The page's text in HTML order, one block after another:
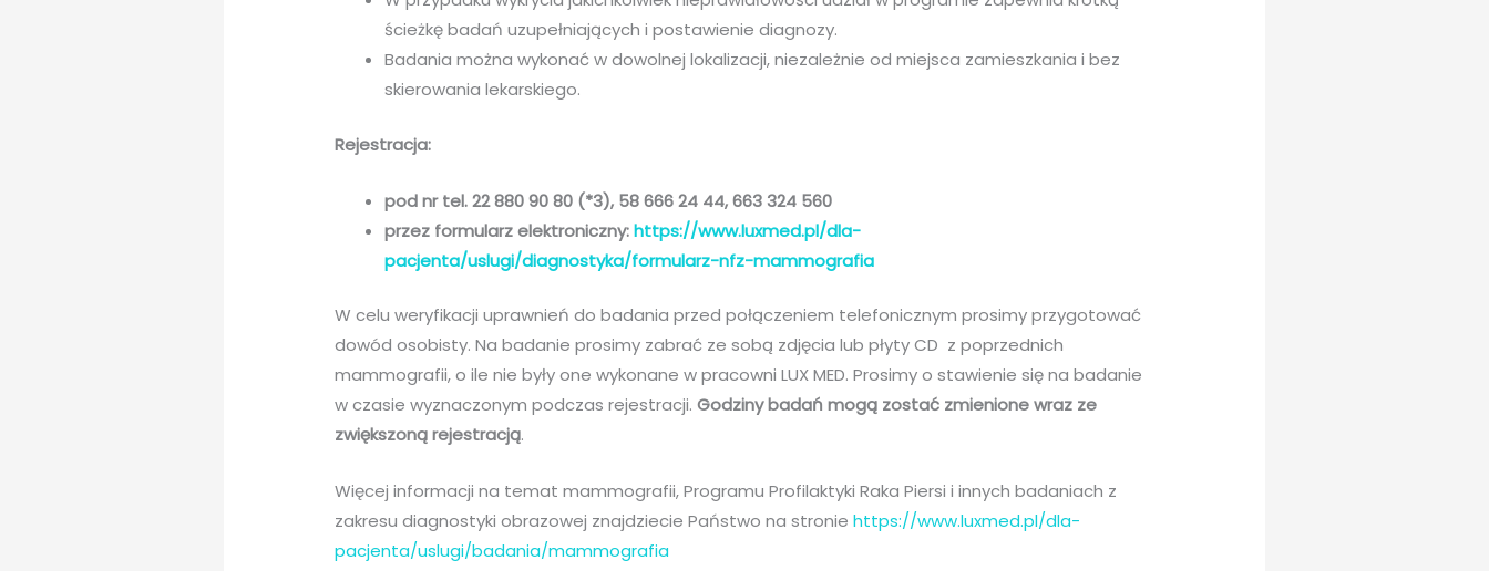
ścieżkę badań uzupełniających i postawienie diagnozy.
Badania można wykonać w dowolnej lokalizacji, niezależnie od miejsca zamieszkania i bez
skierowania lekarskiego.
Rejestracja:
pod nr tel. 22 880 90 80 (*3), 58 666 24 44, 663 324 560
przez formularz elektroniczny:https://www.luxmed.pl/dla-
pacjenta/uslugi/diagnostyka/formularz-nfz-mammografia
W celu weryfikacji uprawnień do badania przed połączeniem telefonicznym prosimy przygotować
dowód osobisty. Na badanie prosimy zabrać ze sobą zdjęcia lub płyty CD z poprzednich
mammografii, o ile nie były one wykonane w pracowni LUX MED. Prosimy o stawienie się na badanie
w czasie wyznaczonym podczas rejestracji.Godziny badań mogą zostać zmienione wraz ze
zwiększoną rejestracją.
Więcej informacji na temat mammografii, Programu Profilaktyki Raka Piersi i innych badaniach z
zakresu diagnostyki obrazowej znajdziecie Państwo na stroniehttps://www.luxmed.pl/dla-
pacjenta/uslugi/badania/mammografia